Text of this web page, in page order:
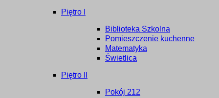
Piętro I
Biblioteka Szkolna
Pomieszczenie kuchenne
Matematyka
Świetlica
Piętro II
Pokój 212